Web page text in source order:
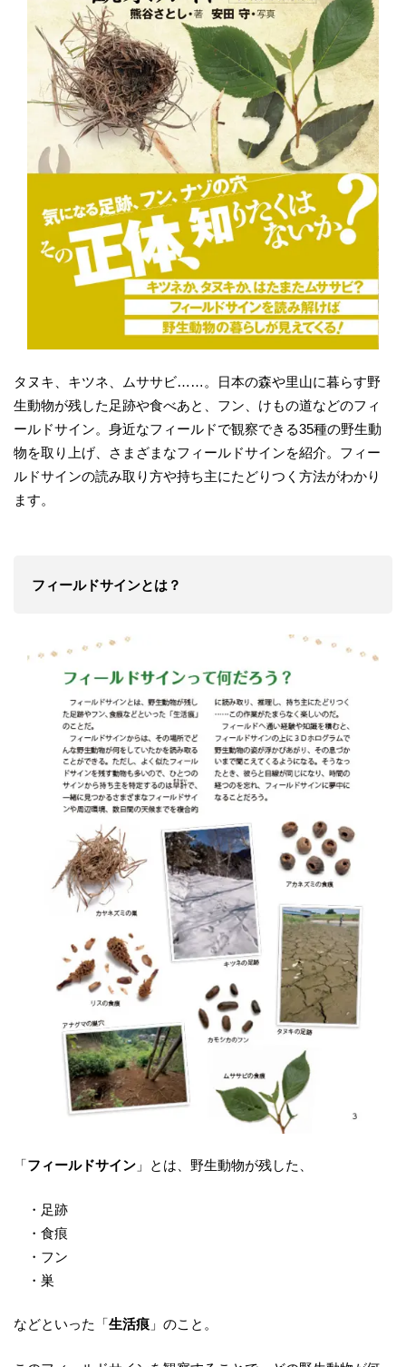
タヌキ、キツネ、ムササビ……。日本の森や里山に暮らす野
生動物が残した足跡や食べあと、フン、けもの道などのフィ
ールドサイン。身近なフィールドで観察できる35種の野生動
物を取り上げ、さまざまなフィールドサインを紹介。フィー
ルドサインの読み取り方や持ち主にたどりつく方法がわかり
ます。
フィールドサインとは？
「フィールドサイン 」とは、野生動物が残した、
・足跡
・食痕
・フン
・巣
などといった「生活痕 」のこと。